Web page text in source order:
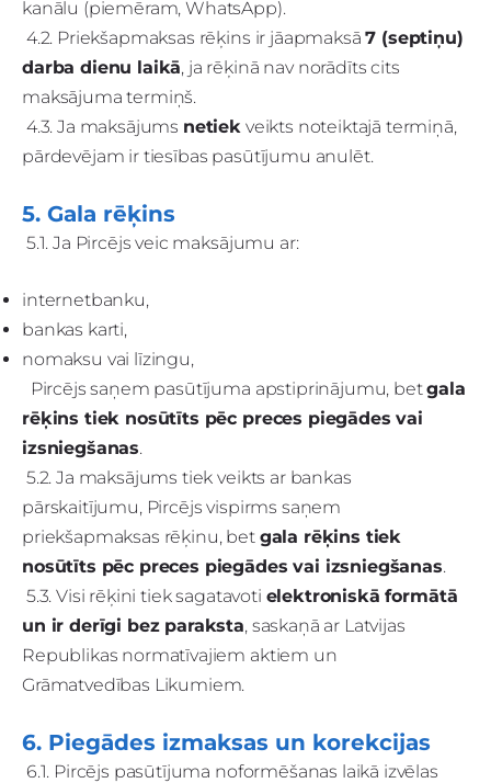
kanālu (piemēram, WhatsApp).
4.2. Priekšapmaksas rēķins ir jāapmaksā7 (septiņu)
darba dienu laikā, ja rēķinā nav norādīts cits
maksājuma termiņš.
4.3. Ja maksājums netiek veikts noteiktajā termiņā,
pārdevējam ir tiesības pasūtījumu anulēt.
5. Gala rēķins
5.1. Ja Pircējs veic maksājumu ar:
internetbanku,
bankas karti,
nomaksu vai līzingu,
Pircējs saņem pasūtījuma apstiprinājumu, betgala
rēķins tiek nosūtīts pēc preces piegādes vai
izsniegšanas.
5.2. Ja maksājums tiek veikts ar bankas
pārskaitījumu, Pircējs vispirms saņem
priekšapmaksas rēķinu, bet gala rēķins tiek
nosūtīts pēc preces piegādes vai izsniegšanas.
5.3. Visi rēķini tiek sagatavoti elektroniskā formātā
un ir derīgi bez paraksta, saskaņā ar Latvijas
Republikas normatīvajiem aktiem un
Grāmatvedības Likumiem.
6. Piegādes izmaksas un korekcijas
6.1. Pircējs pasūtījuma noformēšanas laikā izvēlas